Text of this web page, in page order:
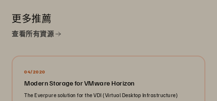
更多推薦
查看所有資源
04/2020
Modern Storage for VMware Horizon
The Everpure solution for the VDI (Virtual Desktop Infrastructure)